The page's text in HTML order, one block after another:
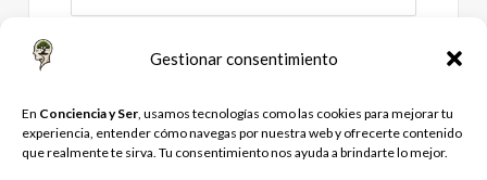
Gestionar consentimiento
En Conciencia y Ser, usamos tecnologías como las cookies para mejorar tu
experiencia, entender cómo navegas por nuestra web y ofrecerte contenido
que realmente te sirva. Tu consentimiento nos ayuda a brindarte lo mejor.
Al registrarte, aceptas nuestros términos y el acuerdo
de Política de Privacidad